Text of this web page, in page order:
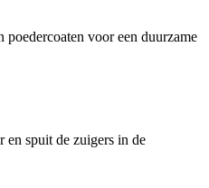
voor een duurzame
en spuit de zuigers in de